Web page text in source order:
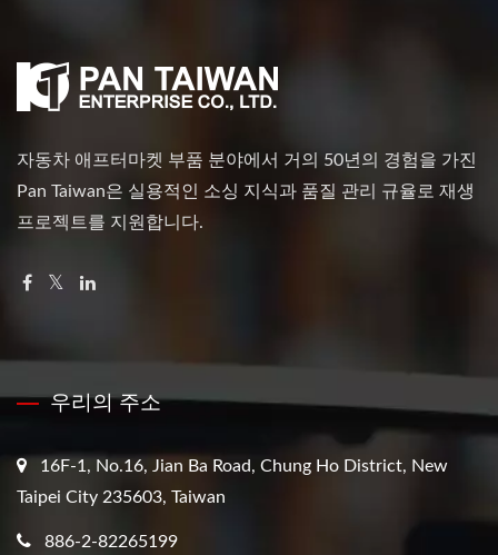
자동차 애프터마켓 부품 분야에서 거의 50년의 경험을 가진
Pan Taiwan은 실용적인 소싱 지식과 품질 관리 규율로 재생
프로젝트를 지원합니다.
우리의 주소
16F-1, No.16, Jian Ba Road, Chung Ho District, New
Taipei City 235603, Taiwan
886-2-82265199